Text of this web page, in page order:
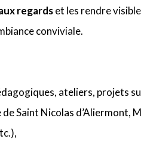
regardset les rendre
conviviale.
ateliers, projets
Saint Nicolas d’Aliermont,